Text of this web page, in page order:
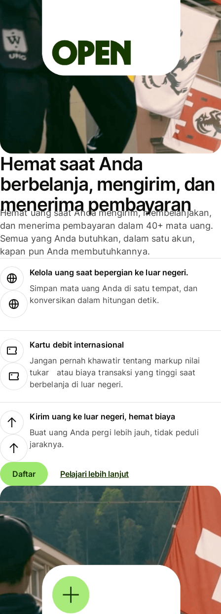
Hemat saat Anda
berbelanja, mengirim, dan
menerima pembayaran
Hemat uang saat Anda mengirim, membelanjakan,
dan menerima pembayaran dalam 40+ mata uang.
Semua yang Anda butuhkan, dalam satu akun,
kapan pun Anda membutuhkannya.
Kelola uang saat bepergian ke luar negeri.
Simpan mata uang Anda di satu tempat, dan
konversikan dalam hitungan detik.
Kartu debit internasional
Jangan pernah khawatir tentang markup nilai
tukar atau biaya transaksi yang tinggi saat
berbelanja di luar negeri.
Kirim uang ke luar negeri, hemat biaya
Buat uang Anda pergi lebih jauh, tidak peduli
jaraknya.
Daftar Pelajari lebih lanjut